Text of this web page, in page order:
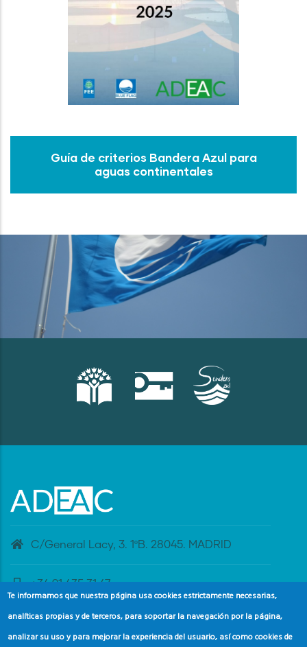
Guía de criterios Bandera Azul para
aguas continentales
C/General Lacy, 3. 1ºB. 28045. MADRID
+34 91 435 31 47
banderaazul@adeac.es
Te informamos que nuestra página usa cookies estrictamente necesarias,
analíticas propias y de terceros, para soportar la navegación por la página,
analizar su uso y para mejorar la experiencia del usuario, así como cookies de